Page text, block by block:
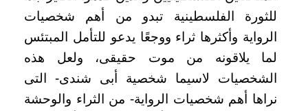
للثورة الفلسطينية تبدو من أهم شخصيات
الرواية وأكثرها ثراء ووجعًا يدعو للتأمل المبتئس
لما يلاقونه من موت حقيقى، ولعل هذه
الشخصيات لاسيما شخصية أبى شندى- التى
نراها أهم شخصيات الرواية- من الثراء والوحشة